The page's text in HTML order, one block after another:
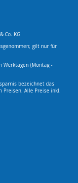
Co. KG
gilt nur für
Werktagen (Montag -
bezeichnet das
Preisen. Alle Preise inkl.